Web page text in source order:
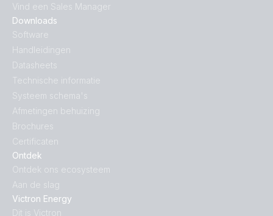
Ontdek
Ontdek ons ecosysteem
Aan de slag
Victron Energy
Dit is Victron
Downloads
Software
Handleidingen
Datasheets
Technische informatie
Systeem schema's
Afmetingen behuizing
Brochures
Certificaten
Vind een Sales Manager